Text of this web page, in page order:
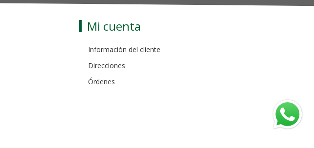
Mi cuenta
Información del cliente
Direcciones
Órdenes